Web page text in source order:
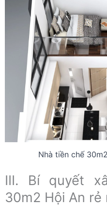
Nhà tiền chế
III. Bí quyết
30m2 Hội An rẻ